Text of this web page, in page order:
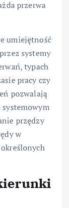
przerwa
umiejętność
systemy
typach
pracy czy
pozwalają
przędzy
w